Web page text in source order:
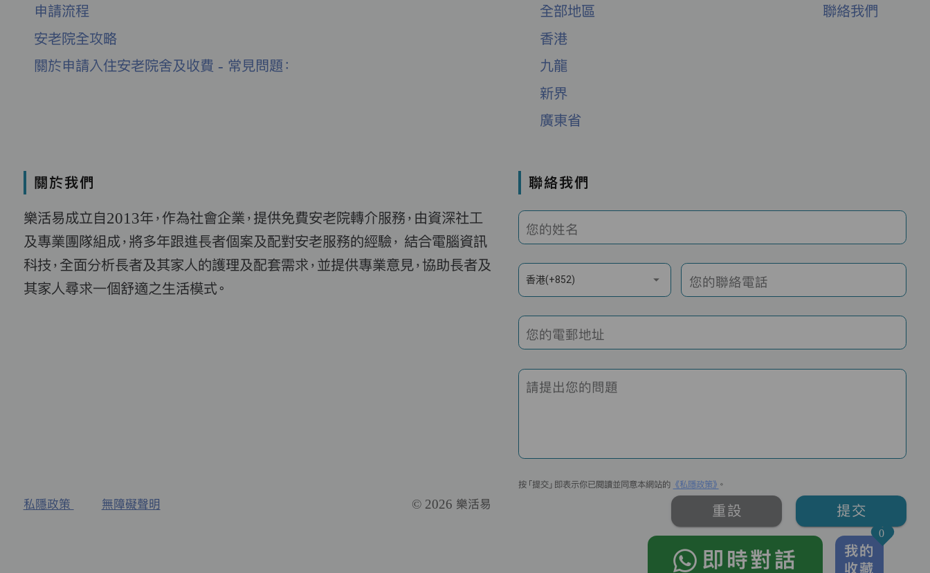
申請流程
安老院全攻略
關於申請入住安老院舍及收費 - 常見問題：
全部地區
香港
九龍
新界
廣東省
聯絡我們
關於我們
樂活易成立自2013年，作為社會企業，提供免費安老院轉介服務，由資深社工
及專業團隊組成，將多年跟進長者個案及配對安老服務的經驗， 結合電腦資訊
科技，全面分析長者及其家人的護理及配套需求，並提供專業意見，協助長者及
其家人尋求一個舒適之生活模式。
私隱政策 無障礙聲明 © 2026 樂活易
聯絡我們
您的姓名
香港(+852) 您的聯絡電話
您的電郵地址
請提出您的問題
按「提交」即表示你已閱讀並同意本網站的 《私隱政策》 。
重設 提交
即時對話
我的
收藏
0